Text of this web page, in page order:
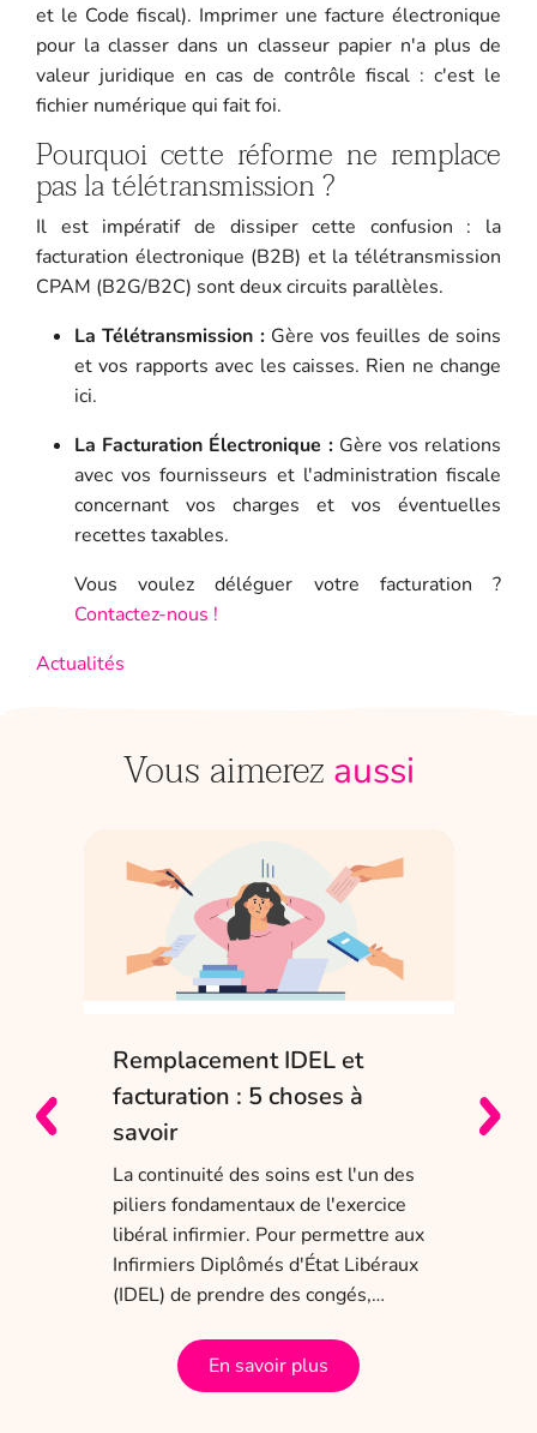
et le Code fiscal). Imprimer une facture électronique
pour la classer dans un classeur papier n'a plus de
valeur juridique en cas de contrôle fiscal : c'est le
fichier numérique qui fait foi.
Pourquoi cette réforme ne remplace
pas la télétransmission ?
Il est impératif de dissiper cette confusion : la
facturation électronique (B2B) et la télétransmission
CPAM (B2G/B2C) sont deux circuits parallèles.
La Télétransmission :Gère vos feuilles de soins
et vos rapports avec les caisses. Rien ne change
ici.
La Facturation Électronique :Gère vos relations
avec vos fournisseurs et l'administration fiscale
concernant vos charges et vos éventuelles
recettes taxables.
Vous voulez déléguer votre facturation ?
Contactez-nous !
Actualités
Vous aimerez aussi
Remplacement IDEL et
facturation : 5 choses à
savoir
La continuité des soins est l'un des
piliers fondamentaux de l'exercice
libéral infirmier. Pour permettre aux
Infirmiers Diplômés d'État Libéraux
(IDEL) de prendre des congés,…
En savoir plus